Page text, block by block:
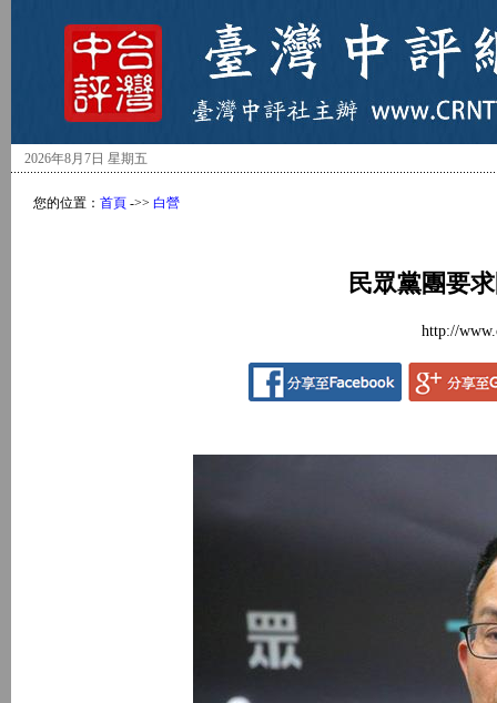
2026年8月7日 星期五
您的位置： 首頁 ->> 白營
民眾黨團要
http://